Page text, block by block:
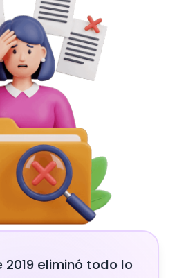
eliminó todo lo